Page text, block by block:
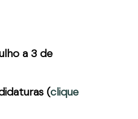
a 3 de
(clique